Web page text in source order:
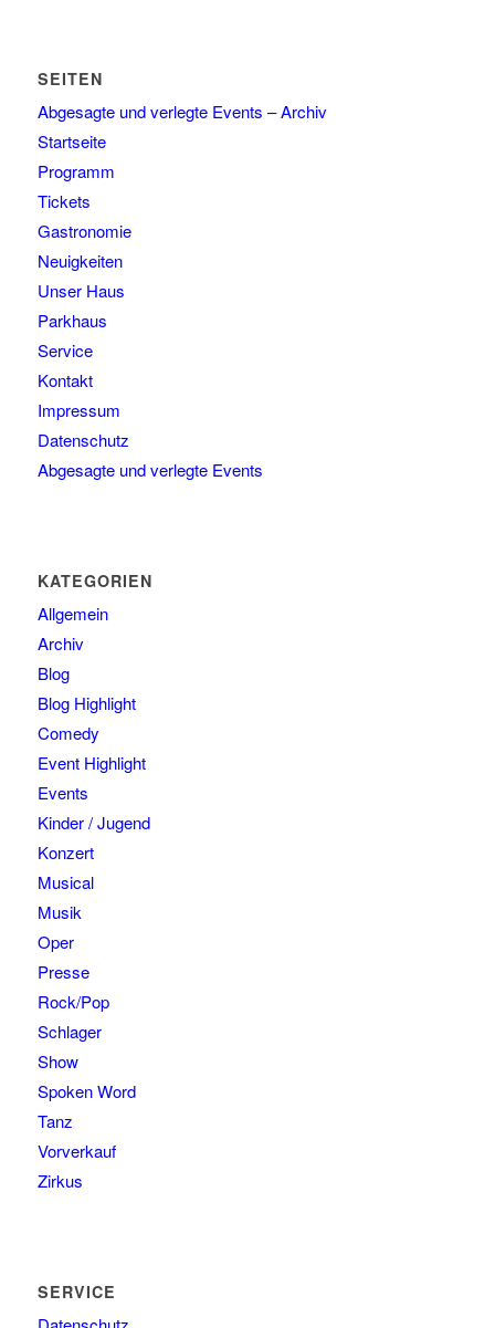
SEITEN
Abgesagte und verlegte Events – Archiv
Startseite
Programm
Tickets
Gastronomie
Neuigkeiten
Unser Haus
Parkhaus
Service
Kontakt
Impressum
Datenschutz
Abgesagte und verlegte Events
KATEGORIEN
Allgemein
Archiv
Blog
Blog Highlight
Comedy
Event Highlight
Events
Kinder / Jugend
Konzert
Musical
Musik
Oper
Presse
Rock/Pop
Schlager
Show
Spoken Word
Tanz
Vorverkauf
Zirkus
SERVICE